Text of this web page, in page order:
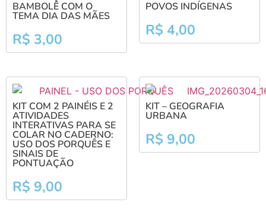
BAMBOLÊ COM O
TEMA DIA DAS MÃES
R$ 3,00
POVOS INDÍGENAS
R$ 4,00
KIT COM 2 PAINÉIS E 2
ATIVIDADES
INTERATIVAS PARA SE
COLAR NO CADERNO:
USO DOS PORQUÊS E
SINAIS DE
PONTUAÇÃO
R$ 9,00
KIT – GEOGRAFIA
URBANA
R$ 9,00